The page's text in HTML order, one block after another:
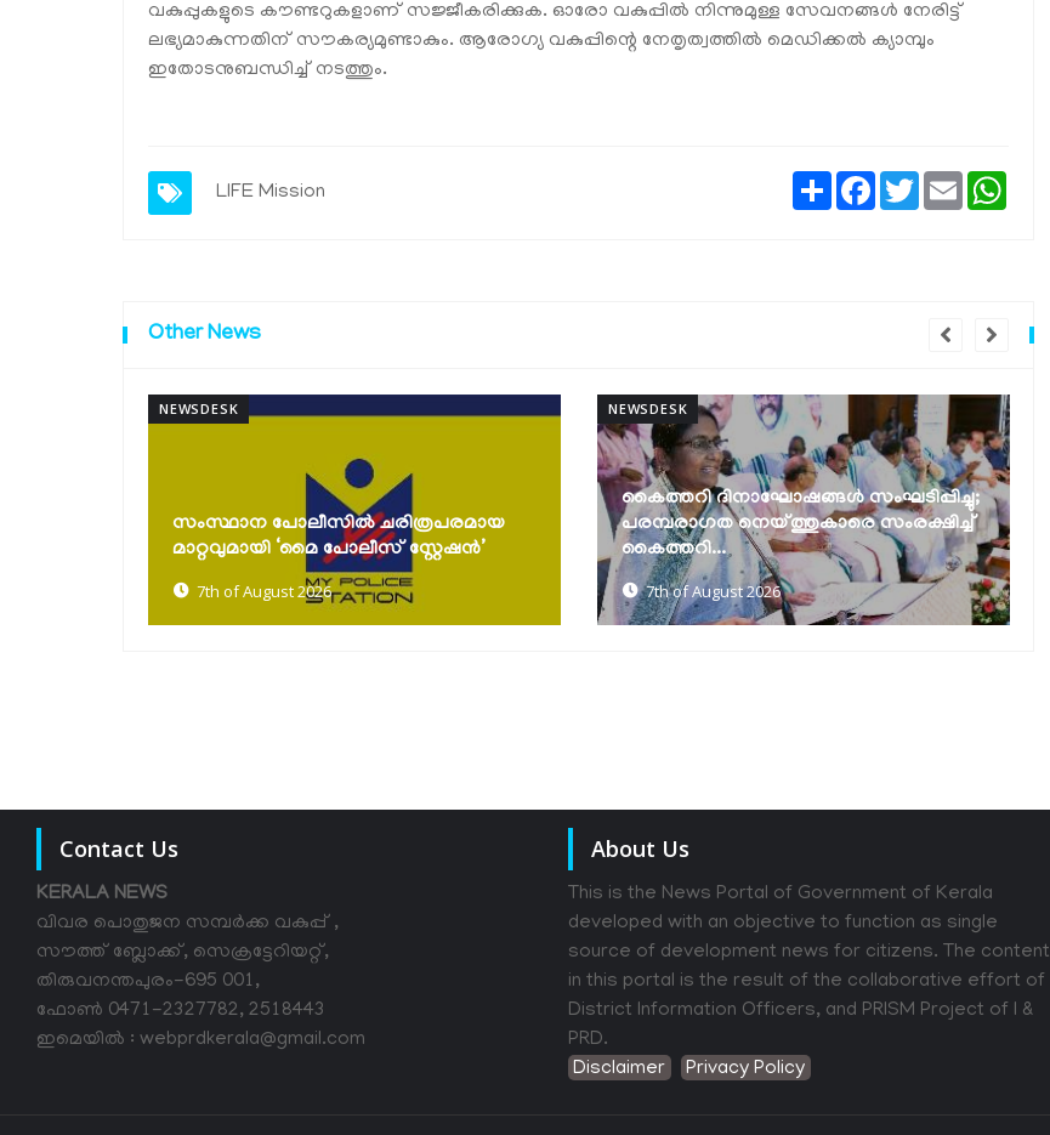
വകുപ്പുകളുടെ കൗണ്ടറുകളാണ് സജ്ജീകരിക്കുക. ഓരോ വകുപ്പില്‍ നിന്നുമുള്ള സേവനങ്ങള്‍ നേരിട്ട്
ലഭ്യമാകുന്നതിന് സൗകര്യമുണ്ടാകും. ആരോഗ്യ വകുപ്പിന്റെ നേതൃത്വത്തില്‍ മെഡിക്കല്‍ ക്യാമ്പും
ഇതോടനുബന്ധിച്ച് നടത്തും.
LIFE Mission
ShareFacebook
TwitterEmail
Other News
NEWSDESK
കൈത്തറി ദിനാഘോഷങ്ങൾ സംഘടിപ്പിച്ചു;
പരമ്പരാഗത നെയ്ത്തുകാരെ സംരക്ഷിച്ച്
കൈത്തറി...
7th of August 2026
NEWSDESK
മത്സ്യത്തൊഴിലാളി ജാഗ്രത നിർദേശം
7th of August 2026
Contact Us
KERALA NEWS
വിവര പൊതുജന സമ്പര്‍ക്ക വകുപ്പ് ,
സൗത്ത് ബ്ലോക്ക്, സെക്രട്ടേറിയറ്റ്,
തിരുവനന്തപുരം-695 001,
ഫോൺ 0471-2327782, 2518443
ഇമെയിൽ : webprdkerala@gmail.com
About Us
This is the News Portal of Government of Kerala
developed with an objective to function as single
source of development news for citizens. The content
in this portal is the result of the collaborative effort of
District Information Officers, and PRISM Project of I &
PRD.
Disclaimer
Privacy Policy